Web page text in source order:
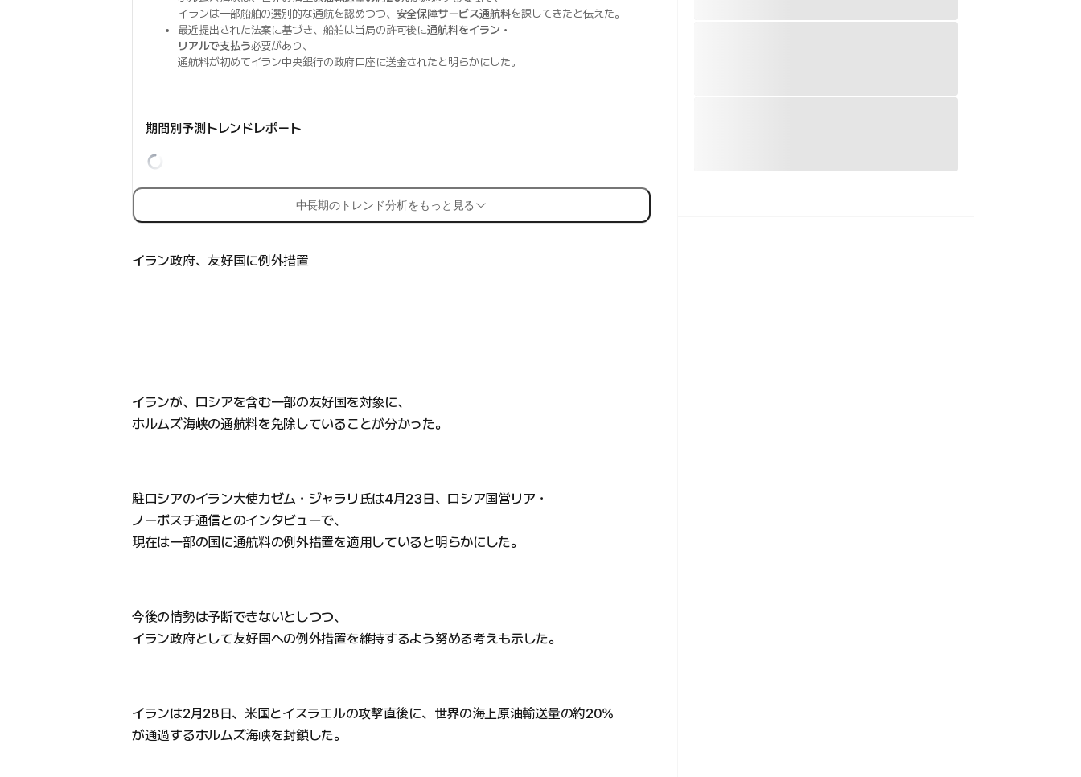
イランは一部船舶の選別的な通航を認めつつ、 安全保障サービス通航料を課してきたと伝えた。
最近提出された法案に基づき、船舶は当局の許可後に通航料をイラン・
リアルで支払う必要があり、
通航料が初めてイラン中央銀行の政府口座に送金されたと明らかにした。
期間別予測トレンドレポート
中長期のトレンド分析をもっと見る
イラン政府、友好国に例外措置
イランが、ロシアを含む一部の友好国を対象に、
ホルムズ海峡の通航料を免除していることが分かった。
駐ロシアのイラン大使カゼム・ジャラリ氏は4月23日、ロシア国営リア・
ノーボスチ通信とのインタビューで、
現在は一部の国に通航料の例外措置を適用していると明らかにした。
今後の情勢は予断できないとしつつ、
イラン政府として友好国への例外措置を維持するよう努める考えも示した。
イランは2月28日、米国とイスラエルの攻撃直後に、世界の海上原油輸送量の約20%
が通過するホルムズ海峡を封鎖した。